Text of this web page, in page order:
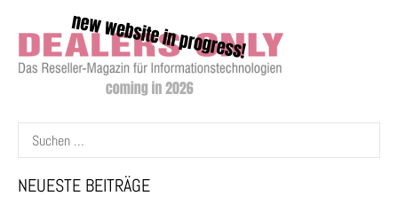
Suchen
nach:
NEUESTE BEITRÄGE